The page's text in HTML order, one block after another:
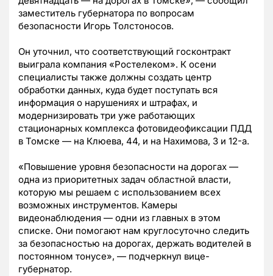
заместитель губернатора по вопросам
безопасности Игорь Толстоносов.
Он уточнил, что соответствующий госконтракт
выиграла компания «Ростелеком». К осени
специалисты также должны создать центр
обработки данных, куда будет поступать вся
информация о нарушениях и штрафах, и
модернизировать три уже работающих
стационарных комплекса фотовидеофиксации ПДД
в Томске — на Клюева, 44, и на Нахимова, 3 и 12-а.
«Повышение уровня безопасности на дорогах —
одна из приоритетных задач областной власти,
которую мы решаем с использованием всех
возможных инструментов. Камеры
видеонаблюдения — одни из главных в этом
списке. Они помогают нам круглосуточно следить
за безопасностью на дорогах, держать водителей в
постоянном тонусе», — подчеркнул вице-
губернатор.